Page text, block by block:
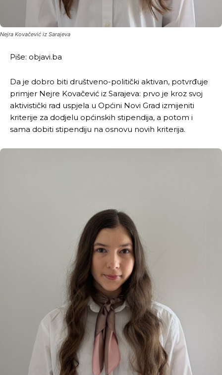
Nejra Kovačević iz Sarajeva
Piše: objavi.ba
Da je dobro biti društveno-politički aktivan, potvrđuje
primjer Nejre Kovačević iz Sarajeva: prvo je kroz svoj
aktivistički rad uspjela u Općini Novi Grad izmijeniti
kriterije za dodjelu općinskih stipendija, a potom i
sama dobiti stipendiju na osnovu novih kriterija.